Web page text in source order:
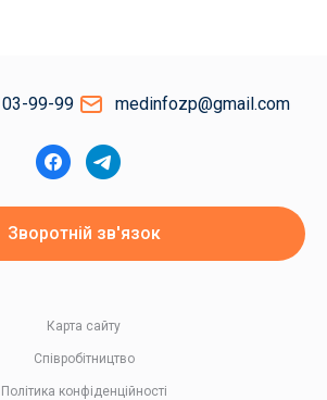
99-99 medinfozp@gmail.com
Зворотній зв'язок
Політика конфіденційності
Співробітництво
Карта сайту